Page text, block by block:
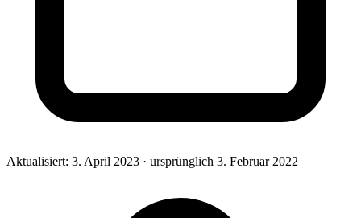
Aktualisiert: 3. April 2023 · ursprünglich 3. Februar 2022